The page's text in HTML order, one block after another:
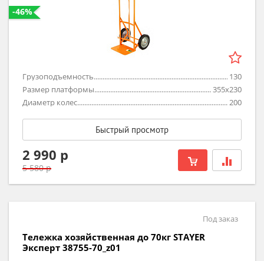
-46%
Грузоподъемность
130
Размер платформы
355х230
Диаметр колес
200
Быстрый просмотр
2 990 р
5 580 р
Под заказ
Тележка хозяйственная до 70кг STAYER
Эксперт 38755-70_z01